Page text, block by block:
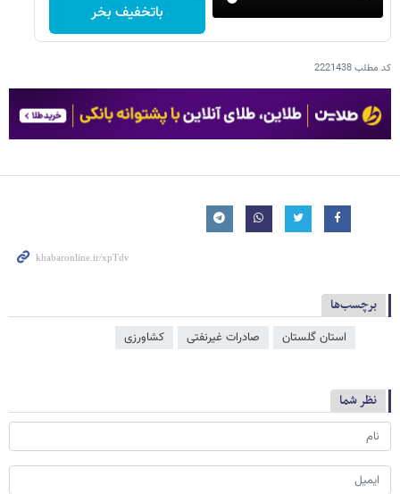
باتخفیف بخر
کد مطلب2221438
برچسب‌ها
استان گلستان صادرات غیرنفتی کشاورزی
نظر شما